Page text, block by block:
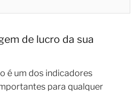
de lucro da sua
é um dos indicadores
para qualquer